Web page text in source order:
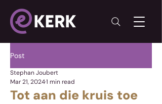
Post
Tot aan die kruis toe
Stephan Joubert
Mar 21, 20241 min read